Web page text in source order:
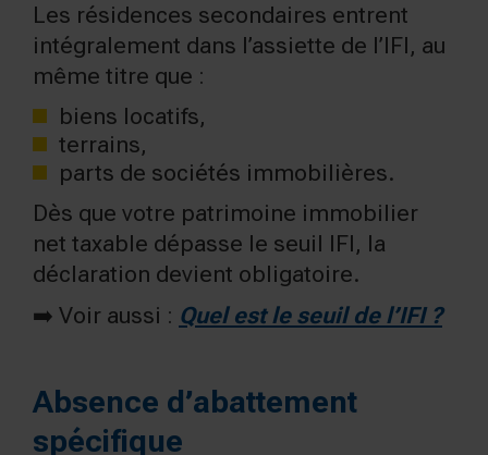
Les résidences secondaires entrent
intégralement dans l’assiette de l’IFI, au
même titre que :
biens locatifs,
terrains,
parts de sociétés immobilières.
Dès que votre patrimoine immobilier
net taxable dépasse le seuil IFI, la
déclaration devient obligatoire.
➡️ Voir aussi : Quel est le seuil de l’IFI ?
Absence d’abattement
spécifique